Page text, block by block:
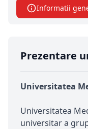
Informatii
Prezentare
Universitatea
Universitatea
universitar a